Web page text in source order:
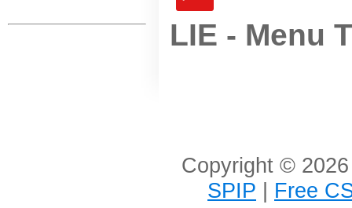
LIE - Menu
Copyright ©
SPIP | Free